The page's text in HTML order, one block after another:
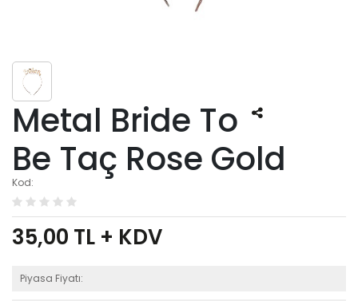
Metal Bride To
Be Taç Rose Gold
Kod:
35,00 TL + KDV
Piyasa Fiyatı: